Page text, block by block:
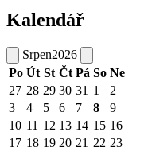
Kalendář
Srpen2026
Po Út St Čt Pá So Ne
27 28 29 30 31 1
2
3
4 5 6 7 8
9
10 11 12 13 14 15 16
17 18 19 20 21 22 23